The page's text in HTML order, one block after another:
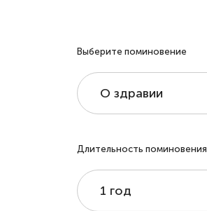
Выберите поминовение
О здравии
Длительность поминовения
1 год